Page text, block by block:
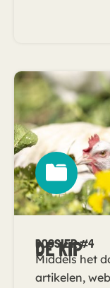
DOSSIER #4
DE KIP
Middels het
artikelen,